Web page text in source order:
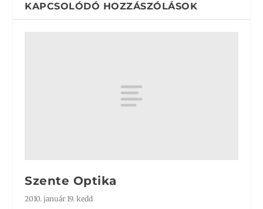
KAPCSOLÓDÓ HOZZÁSZÓLÁSOK
Szente Optika
2010. január 19. kedd